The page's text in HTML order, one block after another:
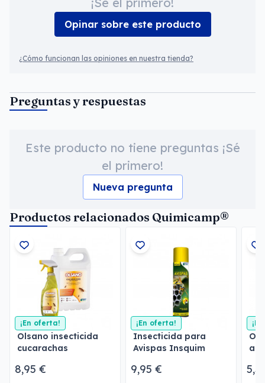
Opinar sobre este producto
¿Cómo funcionan las opiniones en nuestra tienda?
Preguntas y respuestas
Este producto no tiene preguntas ¡Sé
el primero!
Nueva pregunta
Productos relacionados Quimicamp®
¡En oferta!
Olsano insecticida
cucarachas
8,95 €
¡En oferta!
Insecticida para
Avispas Insquim
9,95 €